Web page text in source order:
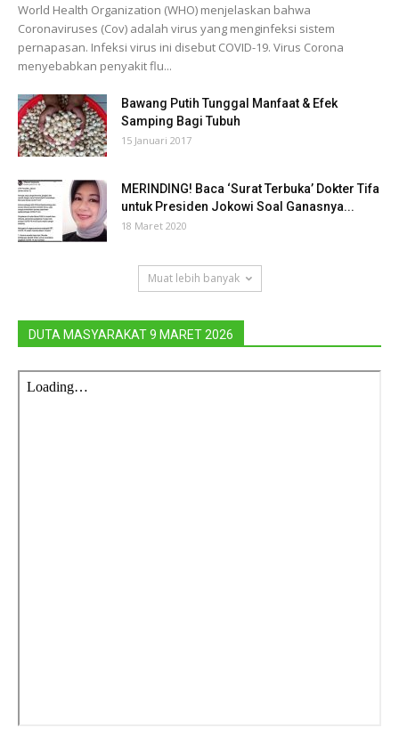
World Health Organization (WHO) menjelaskan bahwa
Coronaviruses (Cov) adalah virus yang menginfeksi sistem
pernapasan. Infeksi virus ini disebut COVID-19. Virus Corona
menyebabkan penyakit flu...
Bawang Putih Tunggal Manfaat & Efek
Samping Bagi Tubuh
15 Januari 2017
MERINDING! Baca ‘Surat Terbuka’ Dokter Tifa
untuk Presiden Jokowi Soal Ganasnya...
18 Maret 2020
Muat lebih banyak
DUTA MASYARAKAT 9 MARET 2026